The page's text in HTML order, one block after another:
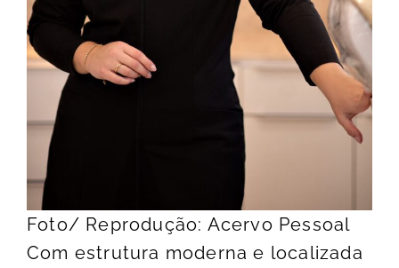
Foto/ Reprodução: Acervo Pessoal
Com estrutura moderna e localizada